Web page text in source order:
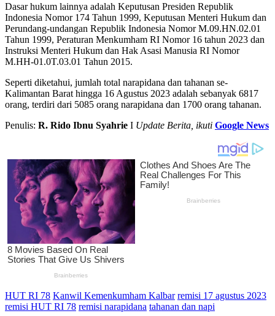
Dasar hukum lainnya adalah Keputusan Presiden Republik
Indonesia Nomor 174 Tahun 1999, Keputusan Menteri Hukum dan
Perundang-undangan Republik Indonesia Nomor M.09.HN.02.01
Tahun 1999, Peraturan Menkumham RI Nomor 16 tahun 2023 dan
Instruksi Menteri Hukum dan Hak Asasi Manusia RI Nomor
M.HH-01.0T.03.01 Tahun 2015.
Seperti diketahui, jumlah total narapidana dan tahanan se-
Kalimantan Barat hingga 16 Agustus 2023 adalah sebanyak 6817
orang, terdiri dari 5085 orang narapidana dan 1700 orang tahanan.
Penulis: R. Rido Ibnu Syahrie I Update Berita, ikuti Google News
HUT RI 78 Kanwil Kemenkumham Kalbar remisi 17 agustus 2023
remisi HUT RI 78 remisi narapidana tahanan dan napi